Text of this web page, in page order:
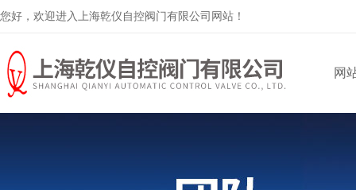
您好，欢迎进入上海乾仪自控阀门有限公司网站！
网